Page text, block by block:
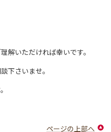
解いただければ幸いです。
下さいませ。
ページの上部へ